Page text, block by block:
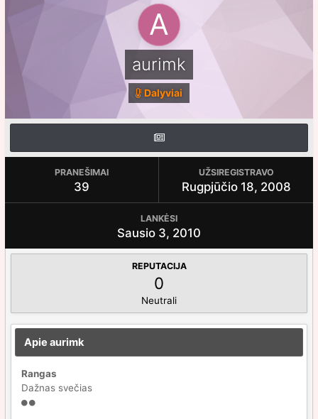
aurimk
Dalyviai
PRANEŠIMAI
39
UŽSIREGISTRAVO
Rugpjūčio 18, 2008
LANKĖSI
Sausio 3, 2010
REPUTACIJA
0
Neutrali
Apie aurimk
Rangas
Dažnas svečias